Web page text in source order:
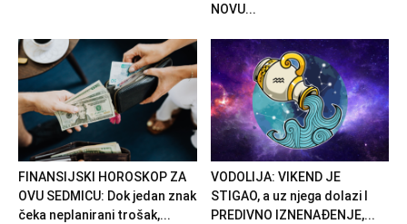
NOVU...
FINANSIJSKI HOROSKOP ZA
OVU SEDMICU: Dok jedan znak
čeka neplanirani trošak,...
VODOLIJA: VIKEND JE
STIGAO, a uz njega dolazi I
PREDIVNO IZNENAĐENJE,...